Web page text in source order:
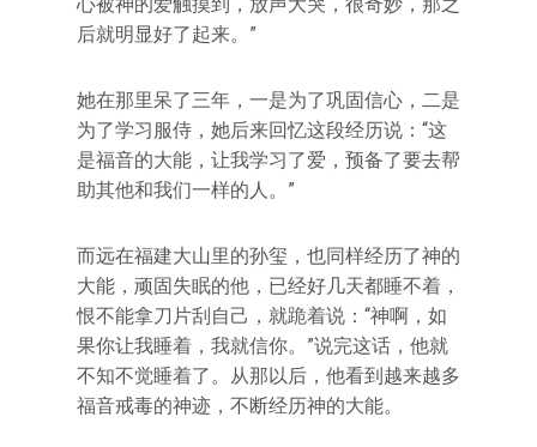
后就明显好了起来。”
她在那里呆了三年，一是为了巩固信心，二是
为了学习服侍，她后来回忆这段经历说：“这
是福音的大能，让我学习了爱，预备了要去帮
助其他和我们一样的人。”
而远在福建大山里的孙玺，也同样经历了神的
大能，顽固失眠的他，已经好几天都睡不着，
恨不能拿刀片刮自己，就跪着说：“神啊，如
果你让我睡着，我就信你。”说完这话，他就
不知不觉睡着了。从那以后，他看到越来越多
福音戒毒的神迹，不断经历神的大能。